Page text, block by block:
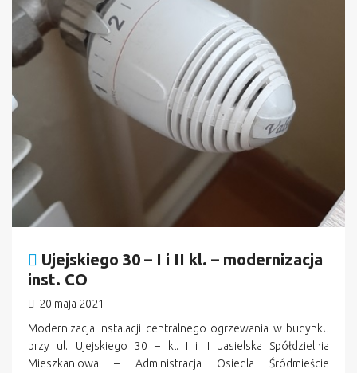
Ujejskiego 30 – I i II kl. – modernizacja
inst. CO
20 maja 2021
Modernizacja instalacji centralnego ogrzewania w budynku
przy ul. Ujejskiego 30 – kl. I i II Jasielska Spółdzielnia
Mieszkaniowa – Administracja Osiedla Śródmieście